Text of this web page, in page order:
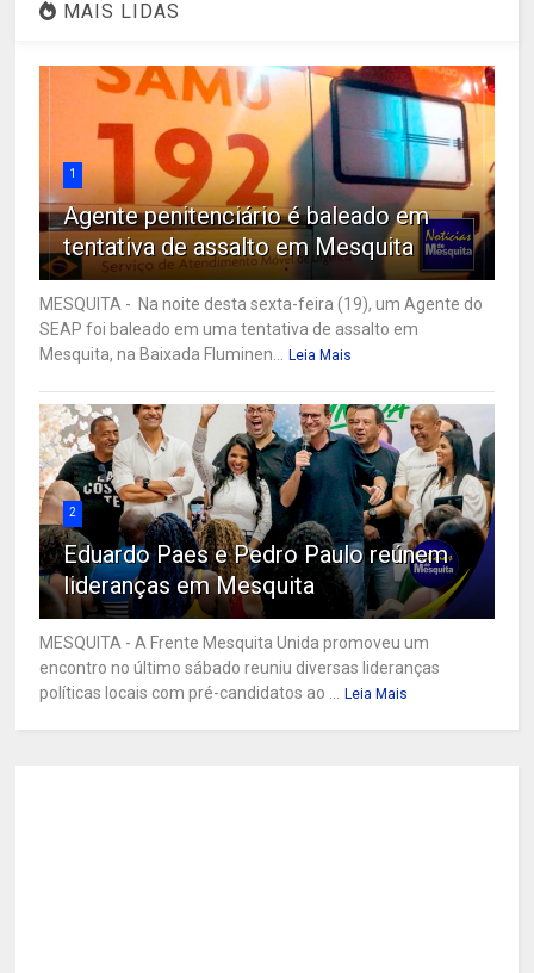
MAIS LIDAS
1
Agente penitenciário é baleado em
tentativa de assalto em Mesquita
MESQUITA - Na noite desta sexta-feira (19), um Agente do
SEAP foi baleado em uma tentativa de assalto em
Mesquita, na Baixada Fluminen...
Leia Mais
2
Eduardo Paes e Pedro Paulo reúnem
lideranças em Mesquita
MESQUITA - A Frente Mesquita Unida promoveu um
encontro no último sábado reuniu diversas lideranças
políticas locais com pré-candidatos ao ...
Leia Mais